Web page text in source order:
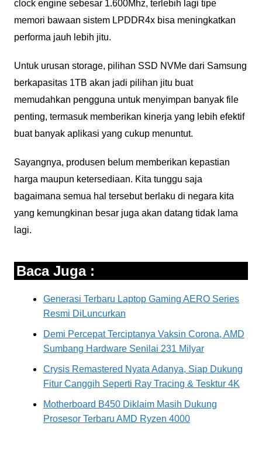
clock engine sebesar 1.600Mhz, terlebih lagi tipe
memori bawaan sistem LPDDR4x bisa meningkatkan
performa jauh lebih jitu.
Untuk urusan storage, pilihan SSD NVMe dari Samsung
berkapasitas 1TB akan jadi pilihan jitu buat
memudahkan pengguna untuk menyimpan banyak file
penting, termasuk memberikan kinerja yang lebih efektif
buat banyak aplikasi yang cukup menuntut.
Sayangnya, produsen belum memberikan kepastian
harga maupun ketersediaan. Kita tunggu saja
bagaimana semua hal tersebut berlaku di negara kita
yang kemungkinan besar juga akan datang tidak lama
lagi.
Baca Juga :
Generasi Terbaru Laptop Gaming AERO Series
Resmi DiLuncurkan
Demi Percepat Terciptanya Vaksin Corona, AMD
Sumbang Hardware Senilai 231 Milyar
Crysis Remastered Nyata Adanya, Siap Dukung
Fitur Canggih Seperti Ray Tracing & Tesktur 4K
Motherboard B450 Diklaim Masih Dukung
Prosesor Terbaru AMD Ryzen 4000